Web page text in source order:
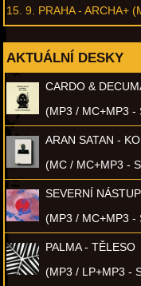
15. 9. PRAHA - ARCHA+
AKTUÁLNÍ DESKY
CARDO &
(MP3 / MC+MP3 -
ARAN SATAN -
(MC / MC+MP3 -
SEVERNÍ
(MP3 / MC+MP3 -
PALMA - TĚLESO
(MP3 / LP+MP3 -